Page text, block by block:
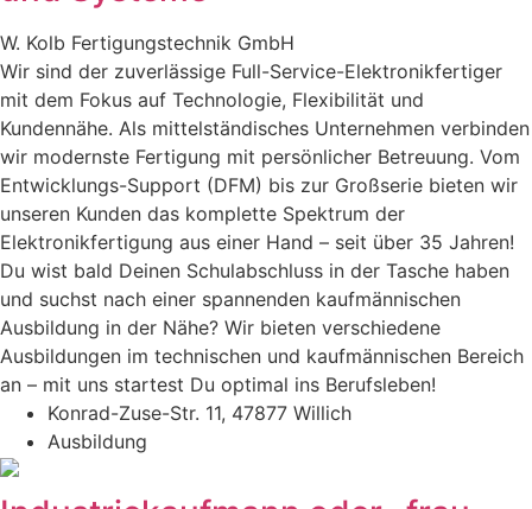
W. Kolb Fertigungstechnik GmbH
Wir sind der zuverlässige Full-Service-Elektronikfertiger
mit dem Fokus auf Technologie, Flexibilität und
Kundennähe. Als mittelständisches Unternehmen verbinden
wir modernste Fertigung mit persönlicher Betreuung. Vom
Entwicklungs-Support (DFM) bis zur Großserie bieten wir
unseren Kunden das komplette Spektrum der
Elektronikfertigung aus einer Hand – seit über 35 Jahren!
Du wist bald Deinen Schulabschluss in der Tasche haben
und suchst nach einer spannenden kaufmännischen
Ausbildung in der Nähe? Wir bieten verschiedene
Ausbildungen im technischen und kaufmännischen Bereich
an – mit uns startest Du optimal ins Berufsleben!
Konrad-Zuse-Str. 11, 47877 Willich
Ausbildung